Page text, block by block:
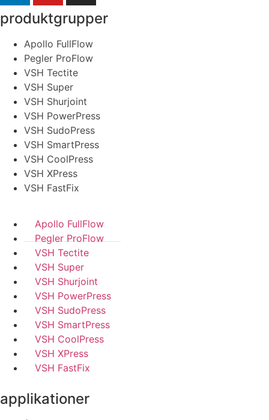
produktgrupper
Apollo FullFlow
Pegler ProFlow
VSH Tectite
VSH Super
VSH Shurjoint
VSH PowerPress
VSH SudoPress
VSH SmartPress
VSH CoolPress
VSH XPress
VSH FastFix
Apollo FullFlow
Pegler ProFlow
VSH Tectite
VSH Super
VSH Shurjoint
VSH PowerPress
VSH SudoPress
VSH SmartPress
VSH CoolPress
VSH XPress
VSH FastFix
applikationer